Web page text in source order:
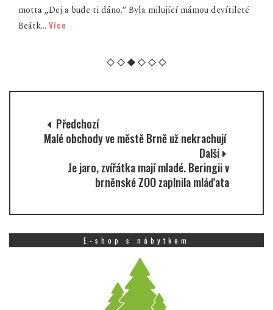
motta „Dej a bude ti dáno.“ Byla milující mámou devítileté
Beátk... Více
Předchozí
Malé obchody ve městě Brně už nekrachují
Další
Je jaro, zvířátka mají mladé. Beringii v
brněnské ZOO zaplnila mláďata
E-shop s nábytkem